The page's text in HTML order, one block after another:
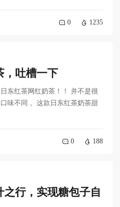
0 1235
，吐槽一下
东红茶网红奶茶！！ 并不是很
味不同 。这款日东红茶奶茶甜
0 188
之行，实现糖包子自